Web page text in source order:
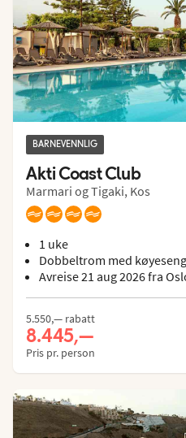
BARNEVENNLIG
Akti Coast Club
Marmari og Tigaki, Kos
1 uke
Dobbeltrom med køyeseng
Avreise 21 aug 2026 fra
5.550,— rabatt
8.445,—
Pris pr. person